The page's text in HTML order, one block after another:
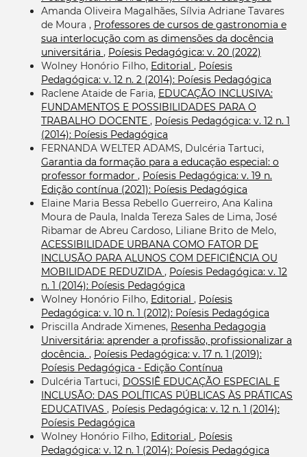
Amanda Oliveira Magalhães, Sílvia Adriane Tavares
de Moura , Professores de cursos de gastronomia e
sua interlocução com as dimensões da docência
universitária , Poíesis Pedagógica: v. 20 (2022)
Wolney Honório Filho, Editorial , Poíesis
Pedagógica: v. 12 n. 2 (2014): Poíesis Pedagógica
Raclene Ataide de Faria, EDUCAÇÃO INCLUSIVA:
FUNDAMENTOS E POSSIBILIDADES PARA O
TRABALHO DOCENTE , Poíesis Pedagógica: v. 12 n. 1
(2014): Poíesis Pedagógica
FERNANDA WELTER ADAMS, Dulcéria Tartuci,
Garantia da formação para a educação especial: o
professor formador , Poíesis Pedagógica: v. 19 n.
Edição contínua (2021): Poíesis Pedagógica
Elaine Maria Bessa Rebello Guerreiro, Ana Kalina
Moura de Paula, Inalda Tereza Sales de Lima, José
Ribamar de Abreu Cardoso, Liliane Brito de Melo,
ACESSIBILIDADE URBANA COMO FATOR DE
INCLUSÃO PARA ALUNOS COM DEFICIÊNCIA OU
MOBILIDADE REDUZIDA , Poíesis Pedagógica: v. 12
n. 1 (2014): Poíesis Pedagógica
Wolney Honório Filho, Editorial , Poíesis
Pedagógica: v. 10 n. 1 (2012): Poíesis Pedagógica
Priscilla Andrade Ximenes, Resenha Pedagogia
Universitária: aprender a profissão, profissionalizar a
docência. , Poíesis Pedagógica: v. 17 n. 1 (2019):
Poíesis Pedagógica - Edição Contínua
Dulcéria Tartuci, DOSSIÊ EDUCAÇÃO ESPECIAL E
INCLUSÃO: DAS POLÍTICAS PÚBLICAS ÀS PRÁTICAS
EDUCATIVAS , Poíesis Pedagógica: v. 12 n. 1 (2014):
Poíesis Pedagógica
Wolney Honório Filho, Editorial , Poíesis
Pedagógica: v. 12 n. 1 (2014): Poíesis Pedagógica